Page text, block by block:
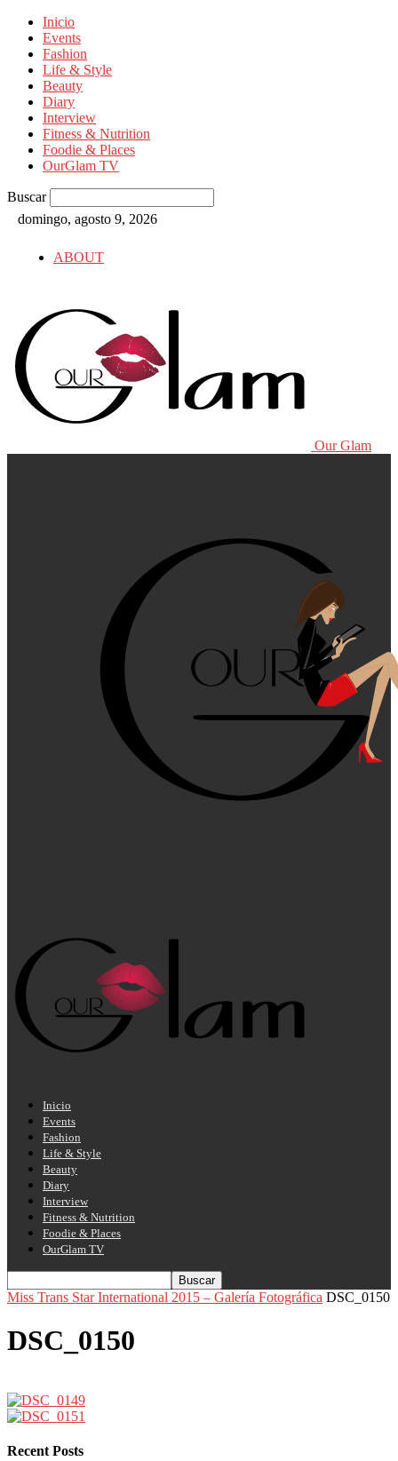
Inicio
Events
Fashion
Life & Style
Beauty
Diary
Interview
Fitness & Nutrition
Foodie & Places
OurGlam TV
Buscar
domingo, agosto 9, 2026
ABOUT
Our Glam
Inicio
Events
Fashion
Life & Style
Beauty
Diary
Interview
Fitness & Nutrition
Foodie & Places
OurGlam TV
Miss Trans Star International 2015 – Galería Fotográfica DSC_0150
DSC_0150
Recent Posts